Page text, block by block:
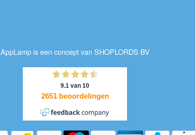
AppLamp is een concept van SHOPLORDS BV